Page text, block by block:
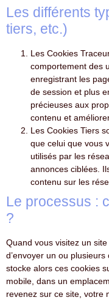
Les différents
tiers, etc.)
Les Cookies
comportement des
enregistrant les
de session et plus
précieuses aux
contenu et
Les Cookies Tiers
que celui que vous
utilisés par les
annonces ciblées.
contenu sur les
Le processus :
?
Quand vous visitez un
d’envoyer un ou
stocke alors ces cookies
mobile, dans un
revenez sur ce site, votre